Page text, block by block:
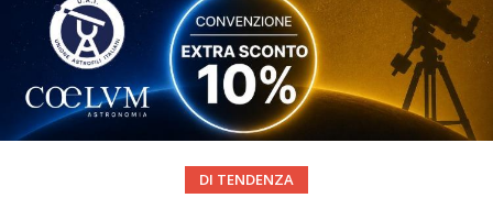
DI TENDENZA